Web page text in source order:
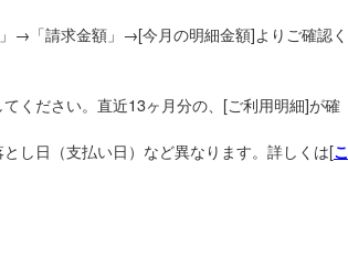
→「請求金額」→[今月の明細金額]よりご確認く
ください。直近13ヶ月分の、[ご利用明細]が確
し日（支払い日）など異なります。詳しくは[こ